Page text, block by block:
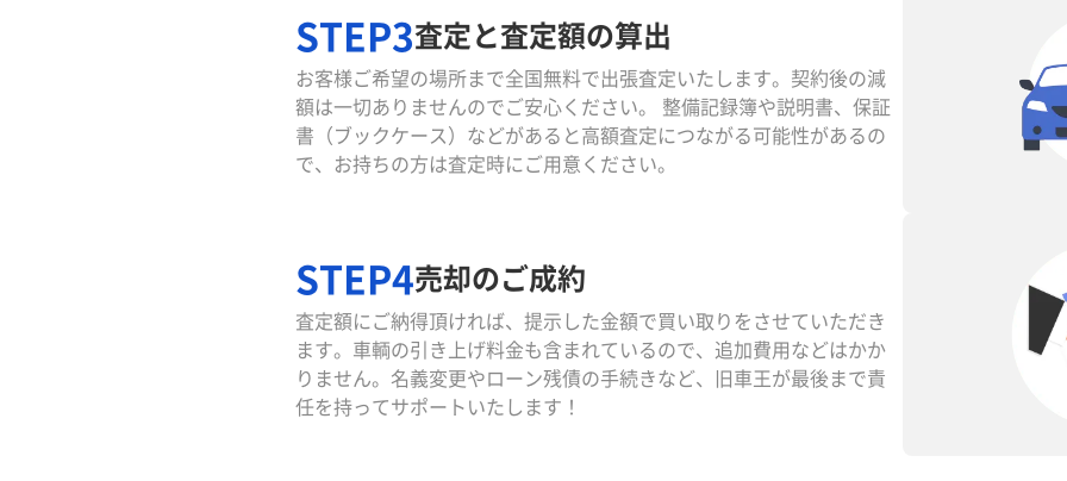
STEP3査定と査定額の算出
お客様ご希望の場所まで全国無料で出張査定いたします。契約後の減
額は一切ありませんのでご安心ください。 整備記録簿や説明書、保証
書（ブックケース）などがあると高額査定につながる可能性があるの
で、お持ちの方は査定時にご用意ください。
STEP4売却のご成約
査定額にご納得頂ければ、提示した金額で買い取りをさせていただき
ます。車輌の引き上げ料金も含まれているので、追加費用などはかか
りません。名義変更やローン残債の手続きなど、旧車王が最後まで責
任を持ってサポートいたします！